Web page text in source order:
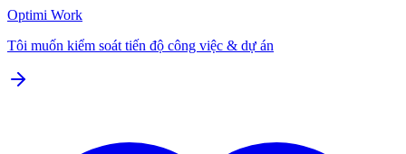
Optimi Work
Tôi muốn kiểm soát tiến độ công việc & dự án